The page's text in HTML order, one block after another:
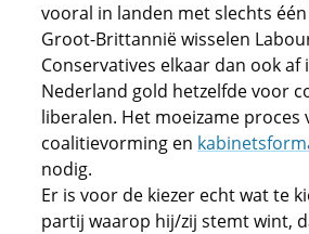
vooral in landen met slechts
Groot-Brittannië wisselen
Conservatives elkaar dan ook af
Nederland gold hetzelfde voor
liberalen. Het moeizame proces
coalitievorming en
nodig.
Er is voor de kiezer echt wat te
partij waarop hij/zij stemt wint,